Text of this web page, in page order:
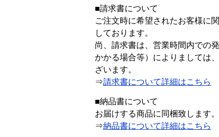
■請求書について
ご注文時に希望されたお客様に
しております。
尚、請求書は、営業時間内での
かかる場合等）によりましては
ざいます。
⇒請求書について詳細はこちら
■納品書について
お届けする商品に同梱致します。
⇒納品書について詳細はこちら